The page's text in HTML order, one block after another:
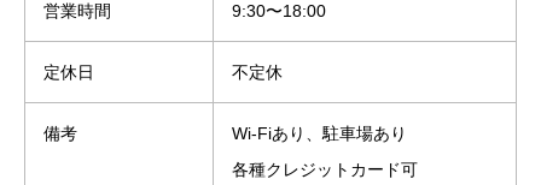
営業時間 9:30〜18:00
定休日 不定休
備考
Wi-Fiあり、駐車場あり
各種クレジットカード可